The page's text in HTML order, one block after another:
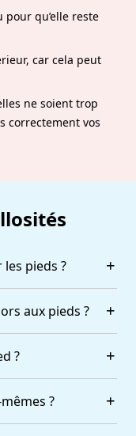
qu’elle reste
car cela peut
ne soient trop
correctement vos
pieds ?
aux pieds ?
?
?